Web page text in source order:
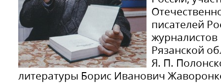
писателей
журналистов
Рязанской
Я. П.
литературы Борис Иванович